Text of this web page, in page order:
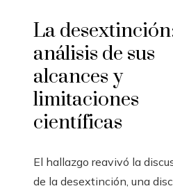
La
análisis de sus
alcances y
limitaciones
científicas
El hallazgo reavivó la
de la desextinción, una